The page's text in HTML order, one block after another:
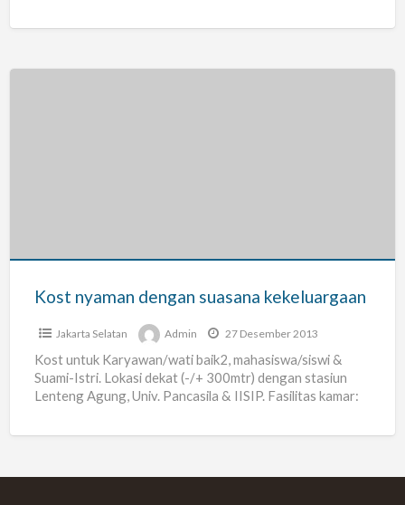
Kost nyaman dengan suasana kekeluargaan
Jakarta Selatan Admin 27 Desember 2013
Kost untuk Karyawan/wati baik2, mahasiswa/siswi &
Suami-Istri. Lokasi dekat (-/+ 300mtr) dengan stasiun
Lenteng Agung, Univ. Pancasila & IISIP. Fasilitas kamar: